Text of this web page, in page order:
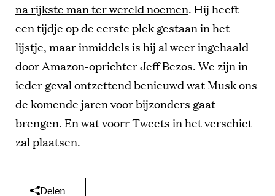
na rijkste man ter wereld noemen. Hij heeft
een tijdje op de eerste plek gestaan in het
lijstje, maar inmiddels is hij al weer ingehaald
door Amazon-oprichter Jeff Bezos. We zijn in
ieder geval ontzettend benieuwd wat Musk ons
de komende jaren voor bijzonders gaat
brengen. En wat voorr Tweets in het verschiet
zal plaatsen.
Delen